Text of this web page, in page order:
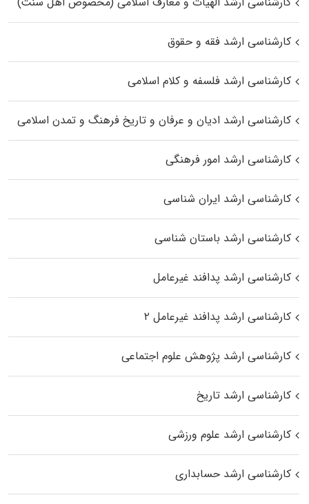
کارشناسی ارشد فقه و حقوق
کارشناسی ارشد فلسفه و کلام اسلامی
کارشناسی ارشد ادیان و عرفان و تاریخ فرهنگ و تمدن اسلامی
کارشناسی ارشد امور فرهنگی
کارشناسی ارشد ایران شناسی
کارشناسی ارشد باستان شناسی
کارشناسی ارشد پدافند غیرعامل
کارشناسی ارشد پدافند غیرعامل ۲
کارشناسی ارشد پژوهش علوم اجتماعی
کارشناسی ارشد تاریخ
کارشناسی ارشد علوم ورزشی
کارشناسی ارشد حسابداری